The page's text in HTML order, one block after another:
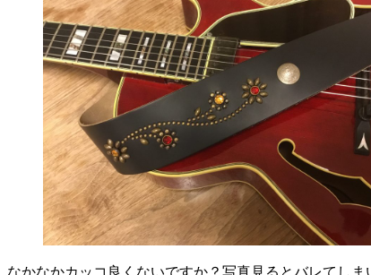
なかなかカッコ良くないですか？写真見るとバレてし